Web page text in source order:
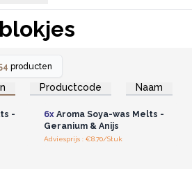
producten
Productcode Naam
-
Log in of registreer u voor
groothandelsprijzen.
6xAroma Soya-was Melts -
Geranium & Anijs
Adviesprijs : €8.70/Stuk